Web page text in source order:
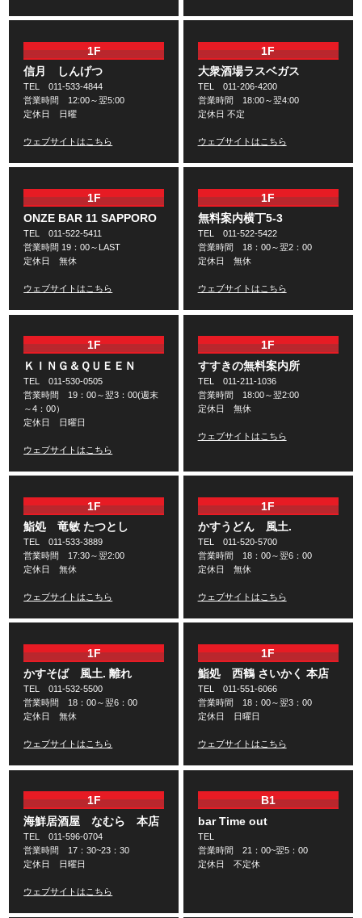
1F
信月 しんげつ
TEL 011-533-4844
営業時間 12:00～翌5:00
定休日 日曜
ウェブサイトはこちら
1F
大衆酒場ラスベガス
TEL 011-206-4200
営業時間 18:00～翌4:00
定休日 不定
ウェブサイトはこちら
1F
ONZE BAR 11 SAPPORO
TEL 011-522-5411
営業時間 19：00～LAST
定休日 無休
ウェブサイトはこちら
1F
無料案内横丁5-3
TEL 011-522-5422
営業時間 18：00～翌2：00
定休日 無休
ウェブサイトはこちら
1F
ＫＩＮＧ＆ＱＵＥＥＮ
TEL 011-530-0505
営業時間 19：00～翌3：00(週末
～4：00）
定休日 日曜日
ウェブサイトはこちら
1F
すすきの無料案内所
TEL 011-211-1036
営業時間 18:00～翌2:00
定休日 無休
ウェブサイトはこちら
1F
鮨処 竜敏 たつとし
TEL 011-533-3889
営業時間 17:30～翌2:00
定休日 無休
ウェブサイトはこちら
1F
かすうどん 風土.
TEL 011-520-5700
営業時間 18：00～翌6：00
定休日 無休
ウェブサイトはこちら
1F
かすそば 風土. 離れ
TEL 011-532-5500
営業時間 18：00～翌6：00
定休日 無休
ウェブサイトはこちら
1F
鮨処 西鶴 さいかく 本店
TEL 011-551-6066
営業時間 18：00～翌3：00
定休日 日曜日
ウェブサイトはこちら
1F
海鮮居酒屋 なむら 本店
TEL 011-596-0704
営業時間 17：30~23：30
定休日 日曜日
ウェブサイトはこちら
B1
bar Time out
TEL
営業時間 21：00~翌5：00
定休日 不定休